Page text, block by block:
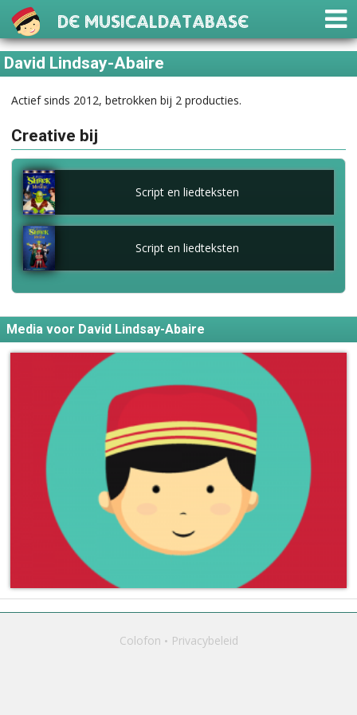
De Musicaldatabase
David Lindsay-Abaire
Actief sinds 2012, betrokken bij 2 producties.
Creative bij
Script en liedteksten
Script en liedteksten
Media voor David Lindsay-Abaire
Colofon Privacybeleid